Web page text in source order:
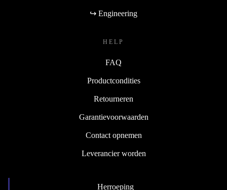
↪ Engineering
HELP
FAQ
Productcondities
Retourneren
Garantievoorwaarden
Contact opnemen
Leverancier worden
Herroeping